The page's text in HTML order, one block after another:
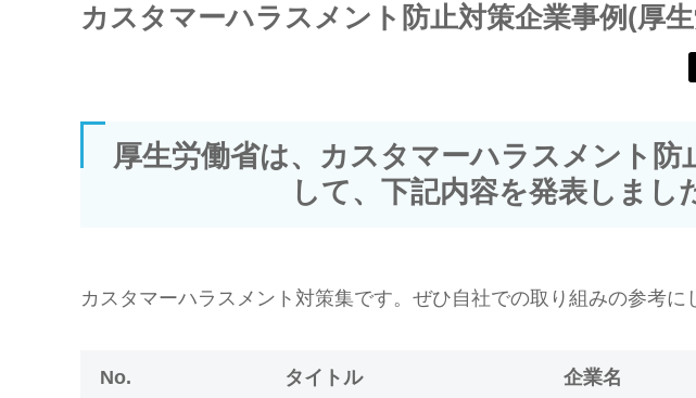
カスタマーハラスメント防止対策企業事例(厚
厚生労働省は、カスタマーハラスメント防
して、下記内容を発表しまし
カスタマーハラスメント対策集です。ぜひ自社での取り組みの参考に
No. タイトル 企業名